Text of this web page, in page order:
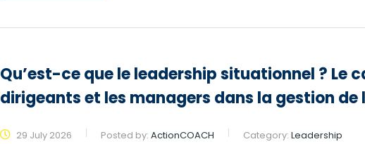
Qu’est-ce que le leadership situationnel ? Le
dirigeants et les managers dans la gestion de
29 July 2026 Posted by: ActionCOACH Category: Leadership